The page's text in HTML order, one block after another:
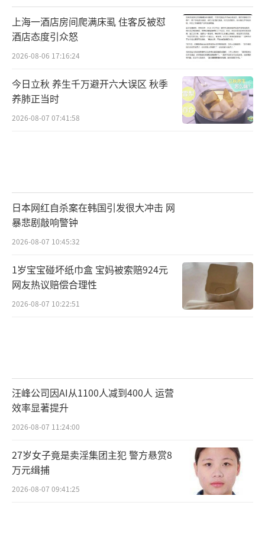
上海一酒店房间爬满床虱 住客反被怼
酒店态度引众怒
2026-08-06 17:16:24
今日立秋 养生千万避开六大误区 秋季
养肺正当时
2026-08-07 07:41:58
日本网红自杀案在韩国引发很大冲击 网
暴悲剧敲响警钟
2026-08-07 10:45:32
1岁宝宝碰坏纸巾盒 宝妈被索赔924元
网友热议赔偿合理性
2026-08-07 10:22:51
汪峰公司因AI从1100人减到400人 运营
效率显著提升
2026-08-07 11:24:00
27岁女子竟是卖淫集团主犯 警方悬赏8
万元缉捕
2026-08-07 09:41:25